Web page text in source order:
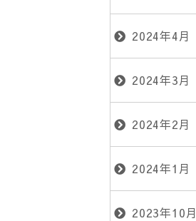
2024年4月
2024年3月
2024年2月
2024年1月
2023年10月